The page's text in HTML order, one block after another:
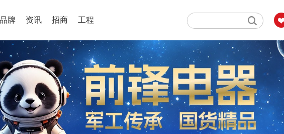
品牌 资讯 招商 工程